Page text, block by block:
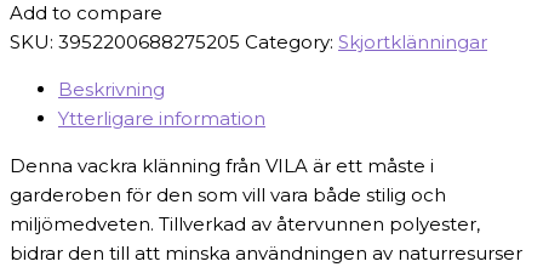
Add to compare
SKU: 3952200688275205 Category: Skjortklänningar
Beskrivning
Ytterligare information
Denna vackra klänning från VILA är ett måste i
garderoben för den som vill vara både stilig och
miljömedveten. Tillverkad av återvunnen polyester,
bidrar den till att minska användningen av naturresurser